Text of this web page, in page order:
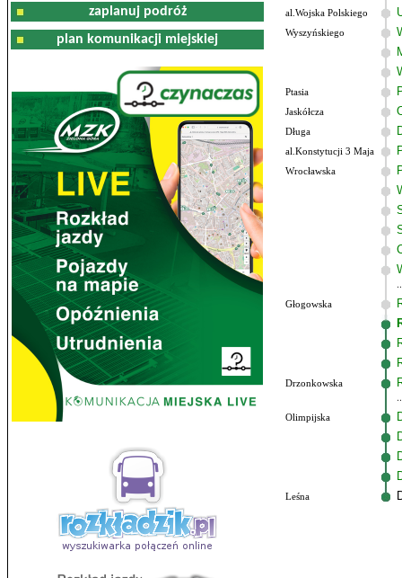
zaplanuj podróż
plan komunikacji miejskiej
al.Wojska Polskiego
Wyszyńskiego
Ptasia
Jaskółcza
Długa
al.Konstytucji 3 Maja
Wrocławska
Głogowska
Drzonkowska
Olimpijska
Leśna